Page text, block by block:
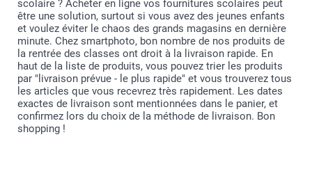
scolaire ? Acheter en ligne vos fournitures scolaires peut
être une solution, surtout si vous avez des jeunes enfants
et voulez éviter le chaos des grands magasins en dernière
minute. Chez smartphoto, bon nombre de nos produits de
la rentrée des classes ont droit à la livraison rapide. En
haut de la liste de produits, vous pouvez trier les produits
par "livraison prévue - le plus rapide" et vous trouverez tous
les articles que vous recevrez très rapidement. Les dates
exactes de livraison sont mentionnées dans le panier, et
confirmez lors du choix de la méthode de livraison. Bon
shopping !